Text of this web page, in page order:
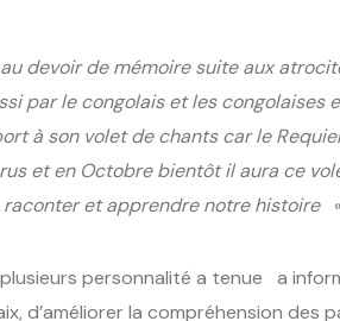
devoir de mémoire suite aux
par le congolais et les congolaises
à son volet de chants car le
et en Octobre bientôt il aura ce
et apprendre notre histoire«
personnalité a tenue a
d’améliorer la compréhension des